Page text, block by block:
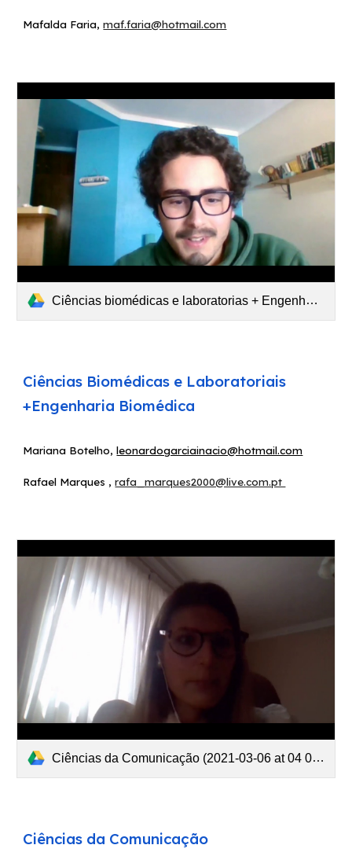
Mafalda Faria,maf.faria@hotmail.com
Ciências biomédicas e laboratorias + Engenharia Biomédicas (2021-03-06 at 01 41 GMT-8).mp4
Ciências Biomédicas e Laboratoriais
+Engenharia Biomédica
Mariana Botelho,leonardogarciainacio@hotmail.com
Rafael Marques ,rafa_marques2000@live.com.pt
Ciências da Comunicação (2021-03-06 at 04 01 GMT-8).mp4
Ciências da Comunicação